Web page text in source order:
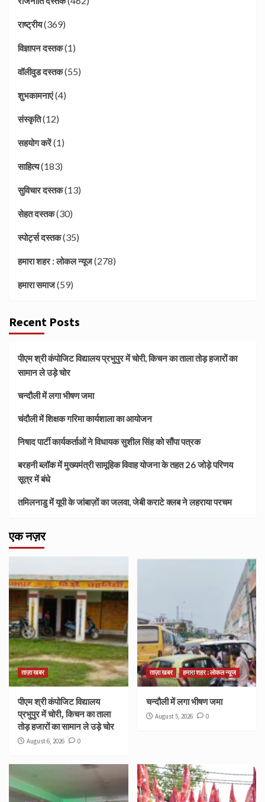
राष्ट्रीय(369)
विज्ञापन दस्तक(1)
वॉलीवुड दस्तक(55)
शुभकामनाएं(4)
संस्कृति(12)
सहयोग करें(1)
साहित्य(183)
सुविचार दस्तक(13)
सेहत दस्तक(30)
स्पोर्ट्स दस्तक(35)
हमारा शहर : लोकल न्यूज(278)
हमारा समाज(59)
Recent Posts
पीएम श्री कंपोजिट विद्यालय प्रभुपुर में चोरी, किचन का ताला तोड़ हजारों का
सामान ले उड़े चोर
चन्दौली में लगा भीषण जमा
चंदौली में शिक्षक गरिमा कार्यशाला का आयोजन
निषाद पार्टी कार्यकर्ताओं ने विधायक सुशील सिंह को सौंपा पत्रक
बरहनी ब्लॉक में मुख्यमंत्री सामूहिक विवाह योजना के तहत 26 जोड़े परिणय
सूत्र में बंधे
तमिलनाडु में यूपी के जांबाज़ों का जलवा, जेबी कराटे क्लब ने लहराया परचम
एक नज़र
ताज़ा खबर
पीएम श्री कंपोजिट विद्यालय
प्रभुपुर में चोरी, किचन का ताला
तोड़ हजारों का सामान ले उड़े चोर
August 6, 2026 0
ताज़ा खबर हमारा शहर : लोकल न्यूज
चन्दौली में लगा भीषण जमा
August 5, 2026 0